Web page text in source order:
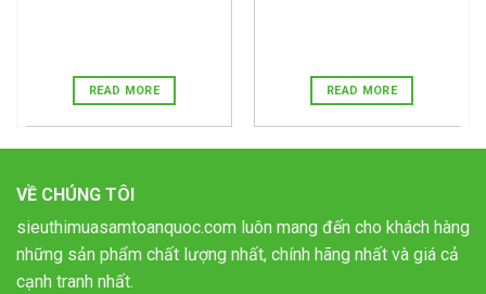
READ MORE READ MORE
VỀ CHÚNG TÔI
sieuthimuasamtoanquoc.com luôn mang đến cho khách hàng
những sản phẩm chất lượng nhất, chính hãng nhất và giá cả
cạnh tranh nhất.